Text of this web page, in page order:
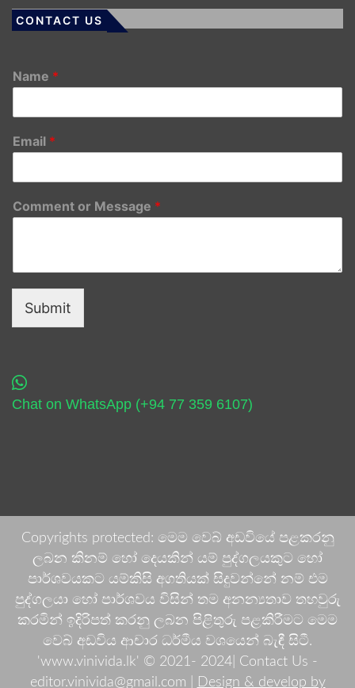
CONTACT US
Name *
Email *
Comment or Message *
Submit
Chat on WhatsApp (+94 77 359 6107)
Copyrights protected: මෙම වෙබ් අඩවියේ පළකරනු
ලබන කිනම් හෝ දෙයකින් යම් පුද්ගලයකුට හෝ
පාර්ශවයකට යම්කිසි අගතියක් සිදුවන්නේ නම් එම
පුද්ගලයා හෝ පාර්ශවය විසින් තම අනන්‍යතාව තහවුරු
කරමින් ඉදිරිපත් කරනු ලබන පිළිතුරු පළකිරීමට මෙම
වෙබ් අඩවිය ආචාර ධර්මීය වශයෙන් බැඳී සිටී.
'www.vinivida.lk' © 2021- 2024| Contact Us -
editor.vinivida@gmail.com |
Design & develop by